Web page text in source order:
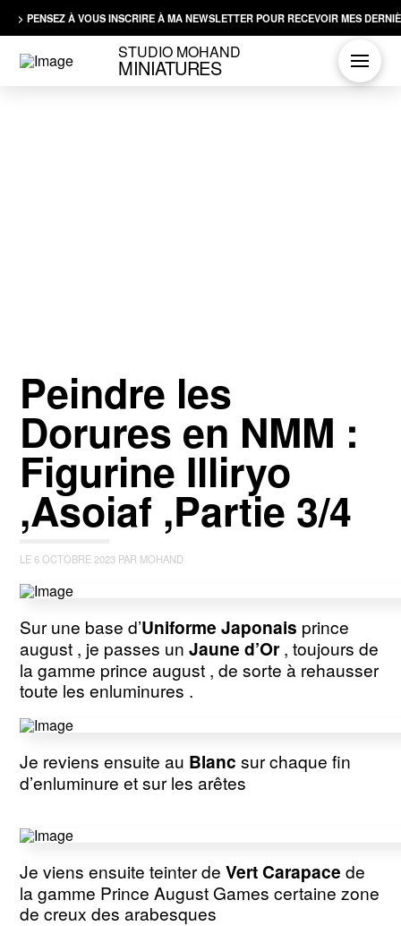
> PENSEZ À VOUS INSCRIRE À MA NEWSLETTER POUR RECEVOIR MES
STUDIO MOHAND
MINIATURES
Peindre les
Dorures en NMM :
Figurine Illiryo
,Asoiaf ,Partie 3/4
LE 6 OCTOBRE 2023 PAR MOHAND
Sur une base d’Uniforme Japonais prince
august , je passes unJaune d’Or , toujours de
la gamme prince august , de sorte à rehausser
toute les enluminures .
Je reviens ensuite au Blanc sur chaque fin
d’enluminure et sur les arêtes
Je viens ensuite teinter deVert Carapace de
la gamme Prince August Games certaine zone
de creux des arabesques